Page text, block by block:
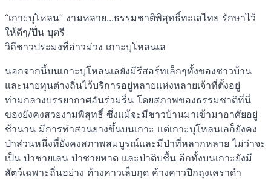
“เกาะบุโหลน” งามหลาย...ธรรมชาติพิสุทธิ์ทะเลไทย รักษาไว้
ให้ดีๆ/ปิ่น บุตรี
วิถีชาวประมงที่อ่าวม่วง เกาะบุโหลนเล
นอกจากนี้บนเกาะบุโหลนเลยังมีรีสอร์ทเล็กๆทั้งของชาวบ้าน
และนายทุนต่างถิ่นไว้บริการอยู่หลายแห่งหลายเจ้าที่ตั้งอยู่
ท่ามกลางบรรยากาศอันร่วมรื่น โดยสภาพของธรรมชาติที่นี่
ของยังคงสวยงามพิสุทธิ์ ซึ่งแม้จะมีชาวบ้านมาเข้ามาอาศัยอยู่
ช้านาน มีการทำสวนยางขึ้นบนเกาะ แต่เกาะบุโหลนเลก็ยังคง
ป่าส่วนหนึ่งที่ยังคงสภาพสมบูรณ์และมีป่าที่หลากหลาย ไม่ว่าจะ
เป็น ป่าชายเลน ป่าชายหาด และป่าดิบชื้น อีกทั้งบนเกาะยังมี
สัตว์เฉพาะถิ่นอย่าง ค้างคาวเล็บกุด ค้างคาวปีกถุงเคราดำ